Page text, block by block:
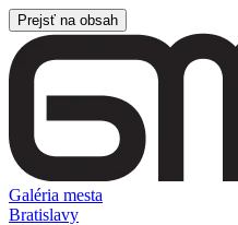
Prejsť na obsah
Galéria mesta
Bratislavy